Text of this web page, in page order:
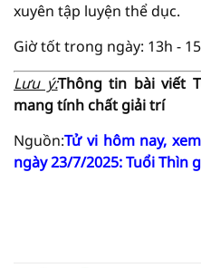
xuyên tập luyện thể dục.
Giờ tốt trong ngày: 13h -
Lưu ý:Thông tin bài viết
mang tính chất giải trí
Nguồn:Tử vi hôm nay,
ngày 23/7/2025: Tuổi Thìn